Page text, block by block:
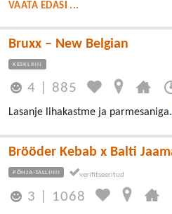
VAATA EDASI ...
Bruxx – New Belgian
KESKLINN
4 885
Lasanje lihakastme ja parmesaniga.
Brööder Kebab x Balti
PÕHJA-TALLINN
3 1068